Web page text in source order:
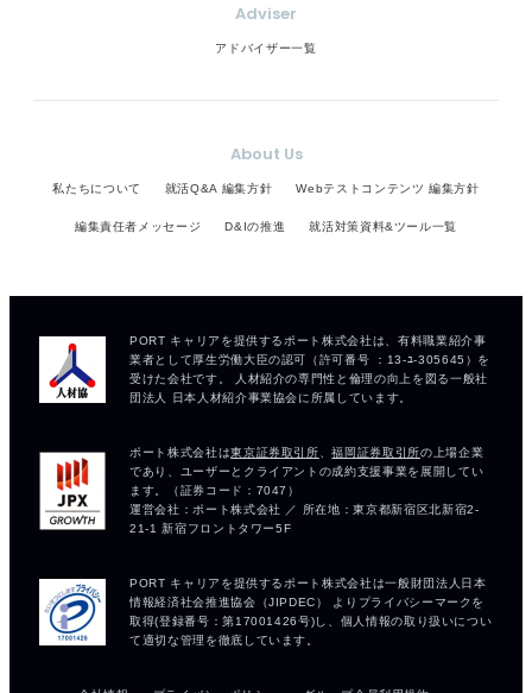
Adviser
アドバイザー一覧
About Us
私たちについて 就活Q&A 編集方針 Webテストコンテンツ 編集方針
編集責任者メッセージ D&Iの推進 就活対策資料&ツール一覧